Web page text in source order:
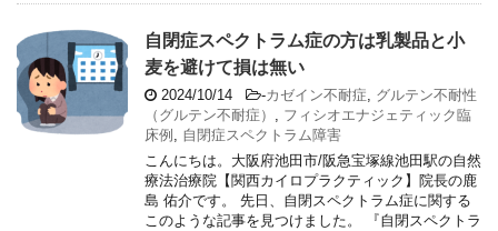
自閉症スペクトラム症の方は乳製品と小
麦を避けて損は無い
2024/10/14 -カゼイン不耐症, グルテン不耐性
（グルテン不耐症） , フィシオエナジェティック臨
床例 , 自閉症スペクトラム障害
こんにちは。大阪府池田市/阪急宝塚線池田駅の自然
療法治療院【関西カイロプラクティック】院長の鹿
島 佑介です。 先日、自閉スペクトラム症に関する
このような記事を見つけました。 『自閉スペクトラ